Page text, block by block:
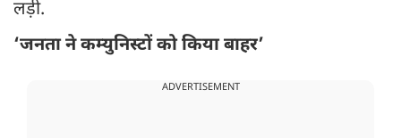
लड़ी.
‘जनता ने कम्युनिस्टों को किया बाहर’
ADVERTISEMENT